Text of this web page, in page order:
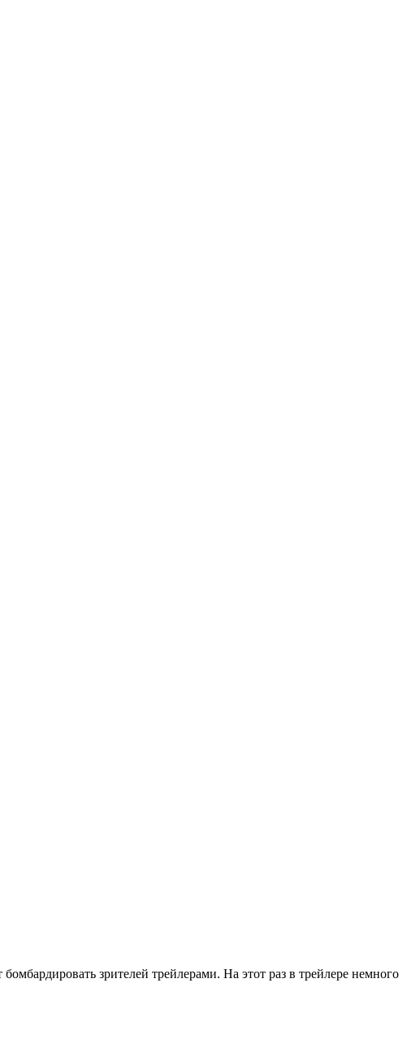
зрителей трейлерами. На этот раз в трейлере немного